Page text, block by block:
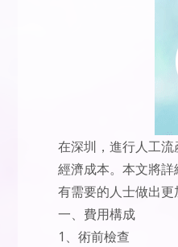
在深圳，進行人工
經濟成本。本文將
有需要的人士做出更
一、費用構成
1、術前檢查